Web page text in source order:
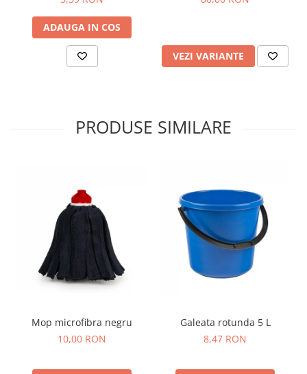
ADAUGA IN COS
VEZI VARIANTE
PRODUSE SIMILARE
Mop microfibra negru
10,00 RON
Galeata rotunda 5 L
8,47 RON